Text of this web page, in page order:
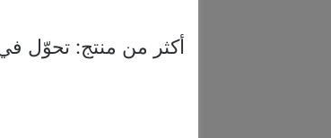
أكثر من منتج: تحوّل في